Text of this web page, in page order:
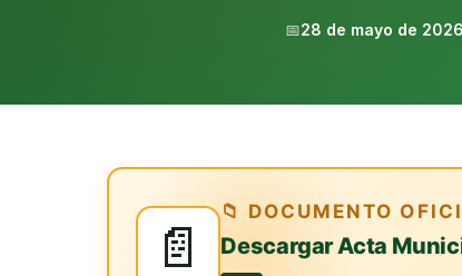
📅28 de mayo de 2026
📄
📁 DOCUMENTO
Descargar Acta